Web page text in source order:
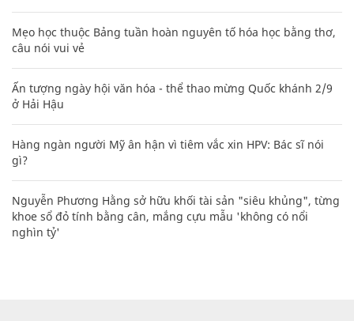
Mẹo học thuộc Bảng tuần hoàn nguyên tố hóa học bằng thơ,
câu nói vui vẻ
Ấn tượng ngày hội văn hóa - thể thao mừng Quốc khánh 2/9
ở Hải Hậu
Hàng ngàn người Mỹ ân hận vì tiêm vắc xin HPV: Bác sĩ nói
gì?
Nguyễn Phương Hằng sở hữu khối tài sản "siêu khủng", từng
khoe sổ đỏ tính bằng cân, mắng cựu mẫu 'không có nổi
nghìn tỷ'